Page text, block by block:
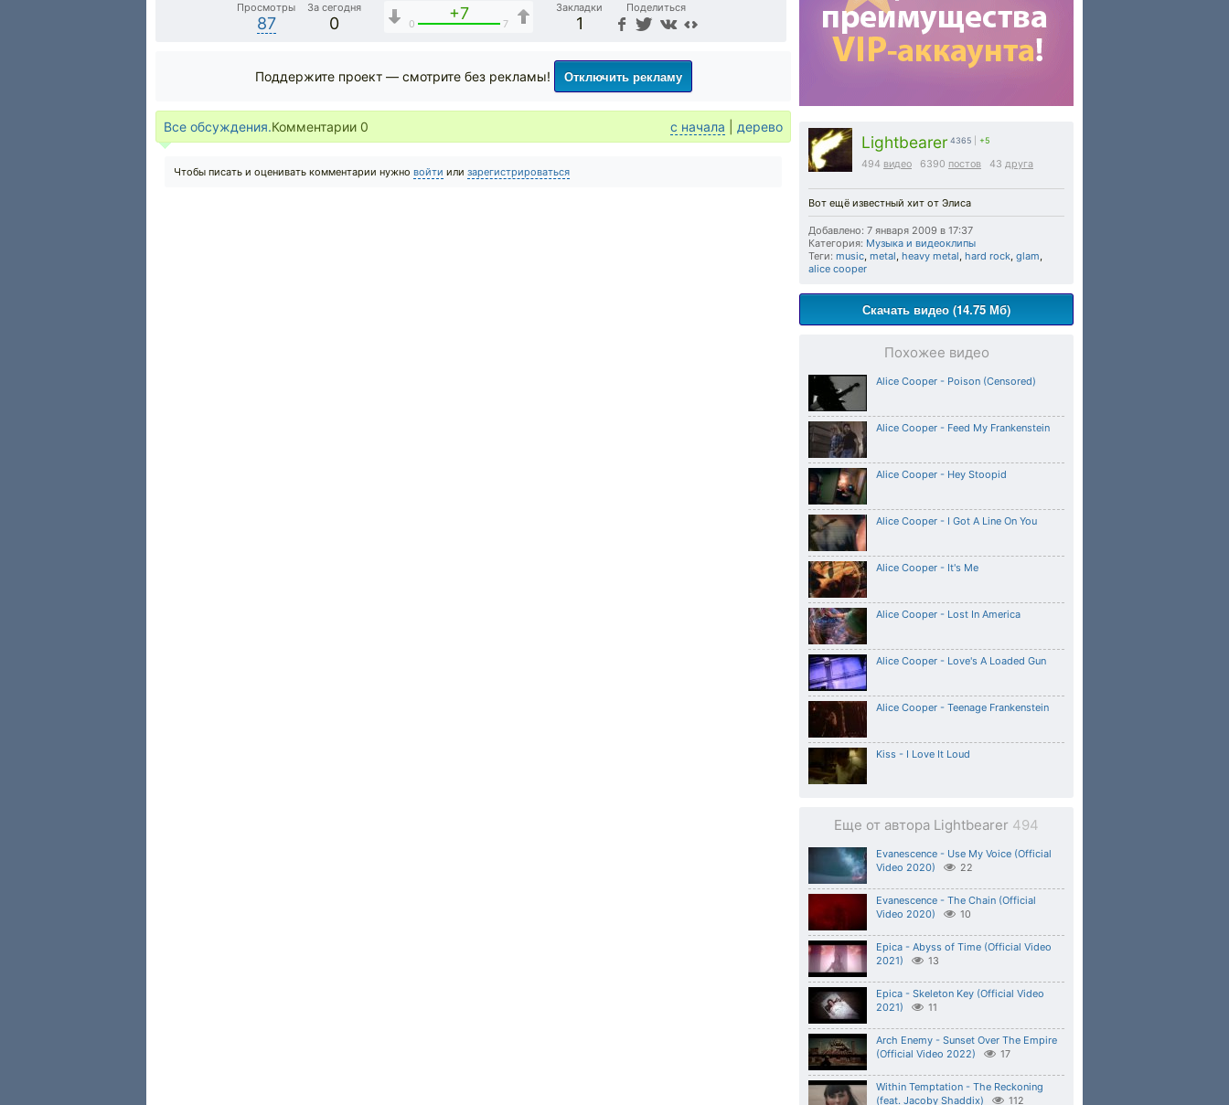
Просмотры
87
За сегодня
0
+7
0 7
Закладки
1
Поделиться
Lightbearer 4365 +5
494 видео 6390 постов 43 друга
Вот ещё известный хит от Элиса
Добавлено: 7 января 2009 в 17:37
Категория: Музыка и видеоклипы
Теги: music, metal, heavy metal, hard rock, glam,
alice cooper
Скачать видео (14.75 Мб)
Похожее видео
Alice Cooper - Poison (Censored)
Alice Cooper - Feed My Frankenstein
Alice Cooper - Hey Stoopid
Alice Cooper - I Got A Line On You
Alice Cooper - It's Me
Alice Cooper - Lost In America
Alice Cooper - Love's A Loaded Gun
Alice Cooper - Teenage Frankenstein
Kiss - I Love It Loud
Еще от автора Lightbearer 494
Evanescence - Use My Voice (Official
Video 2020)
22
Evanescence - The Chain (Official
Video 2020)
10
Epica - Abyss of Time (Official Video
2021)
13
Epica - Skeleton Key (Official Video
2021)
11
Arch Enemy - Sunset Over The Empire
(Official Video 2022)
17
Within Temptation - The Reckoning
(feat. Jacoby Shaddix)
112
Поддержите проект — смотрите без рекламы! Отключить рекламу
Все обсуждения.Комментарии 0 с начала дерево
Чтобы писать и оценивать комментарии нужно войти или зарегистрироваться